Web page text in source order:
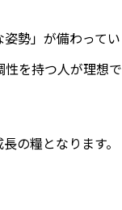
勢」が備わってい
性を持つ人が理想で
の糧となります。